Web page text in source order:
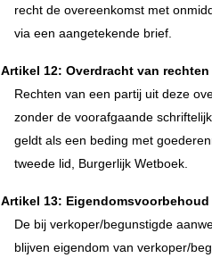
recht de overeenkomst met
via een aangetekende brief.
Artikel 12: Overdracht van rechten
Rechten van een partij uit deze
zonder de voorafgaande
geldt als een beding met
tweede lid, Burgerlijk Wetboek.
Artikel 13:
De bij verkoper/begunstigde
blijven eigendom van verkoper/